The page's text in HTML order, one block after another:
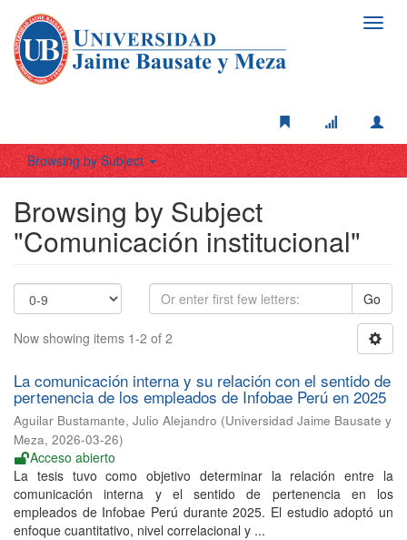
Browsing by Subject
Browsing by Subject
"Comunicación institucional"
Go
Now showing items 1-2 of 2
La comunicación interna y su relación con el sentido de
pertenencia de los empleados de Infobae Perú en 2025
Aguilar Bustamante, Julio Alejandro (Universidad Jaime Bausate y
Meza, 2026-03-26)
Acceso abierto
La tesis tuvo como objetivo determinar la relación entre la
comunicación interna y el sentido de pertenencia en los
empleados de Infobae Perú durante 2025. El estudio adoptó un
enfoque cuantitativo, nivel correlacional y ...